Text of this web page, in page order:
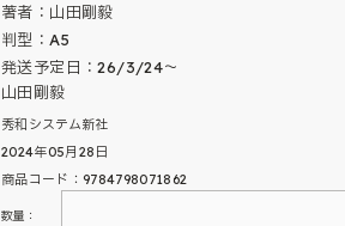
著者：山田剛毅
判型：A5
発送予定日：26/3/24～
山田剛毅
秀和システム新社
2024年05月28日
商品コード：9784798071862
数量：